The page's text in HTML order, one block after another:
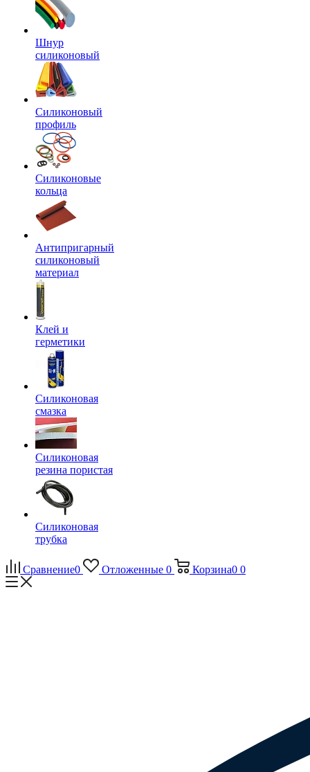
Шнур
силиконовый
Силиконовый
профиль
Силиконовые
кольца
Антипригарный
силиконовый
материал
Клей и
герметики
Силиконовая
смазка
Силиконовая
резина пористая
Силиконовая
трубка
Сравнение0 Отложенные 0 Корзина0 0